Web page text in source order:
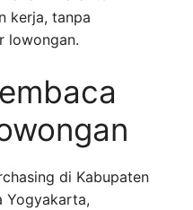
kerja, tanpa
lowongan.
di Kabupaten
Yogyakarta,